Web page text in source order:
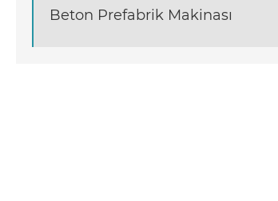
Beton Prefabrik Makinası